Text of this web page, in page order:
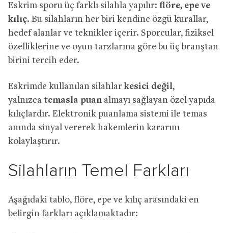
Eskrim sporu üç farklı silahla yapılır: flöre, epe ve
kılıç. Bu silahların her biri kendine özgü kurallar,
hedef alanlar ve teknikler içerir. Sporcular, fiziksel
özelliklerine ve oyun tarzlarına göre bu üç branştan
birini tercih eder.
Eskrimde kullanılan silahlar kesici değil,
yalnızca temasla puanalmayı sağlayan özel yapıda
kılıçlardır. Elektronik puanlama sistemi ile temas
anında sinyal vererek hakemlerin kararını
kolaylaştırır.
Silahların Temel Farkları
Aşağıdaki tablo, flöre, epe ve kılıç arasındaki en
belirgin farkları açıklamaktadır: